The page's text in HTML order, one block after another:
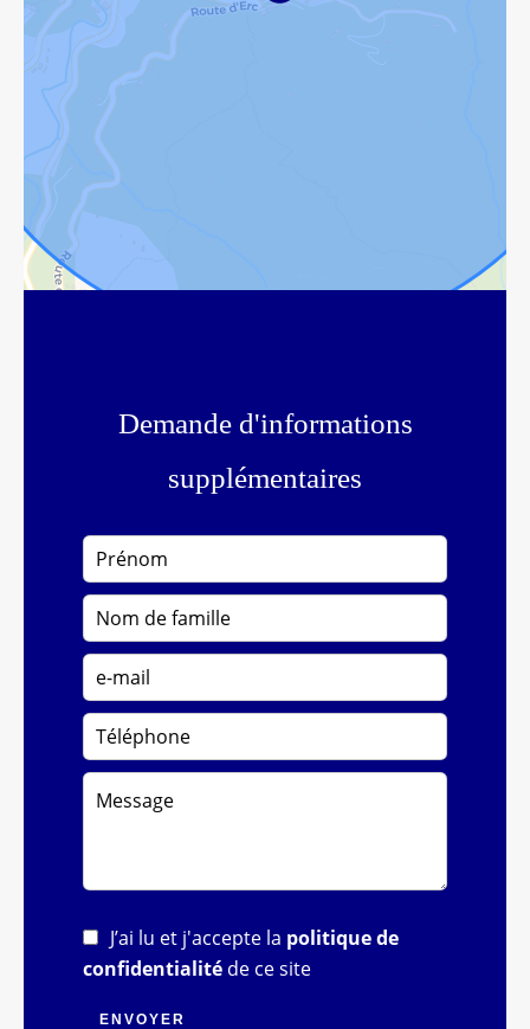
Demande d'informations
supplémentaires
J’ai lu et j'accepte la politique de
confidentialité de ce site
ENVOYER